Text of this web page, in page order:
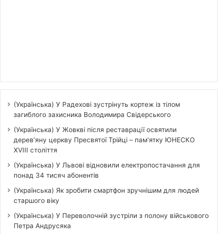
(Українська) У Радехові зустрінуть кортеж із тілом
загиблого захисника Володимира Свідерського
(Українська) У Жовкві після реставрації освятили
дерев’яну церкву Пресвятої Трійці – пам’ятку ЮНЕСКО
XVIII століття
(Українська) У Львові відновили електропостачання для
понад 34 тисяч абонентів
(Українська) Як зробити смартфон зручнішим для людей
старшого віку
(Українська) У Переволочній зустріли з полону військового
Петра Андрусяка